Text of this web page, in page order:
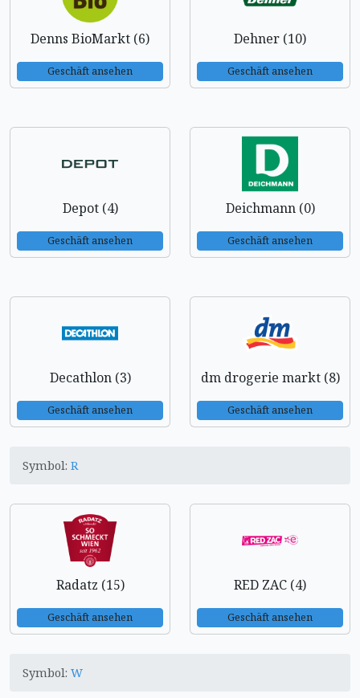
Denns BioMarkt (6)
Geschäft ansehen
Dehner (10)
Geschäft ansehen
Depot (4)
Geschäft ansehen
Deichmann (0)
Geschäft ansehen
Decathlon (3)
Geschäft ansehen
dm drogerie markt (8)
Geschäft ansehen
Symbol: R
Radatz (15)
Geschäft ansehen
RED ZAC (4)
Geschäft ansehen
Symbol: W